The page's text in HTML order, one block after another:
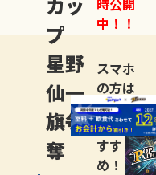
プ
星野
仙一
旗争
奪
時公開
中！！
スマホ
の方は
LINE登
録がお
すす
め！